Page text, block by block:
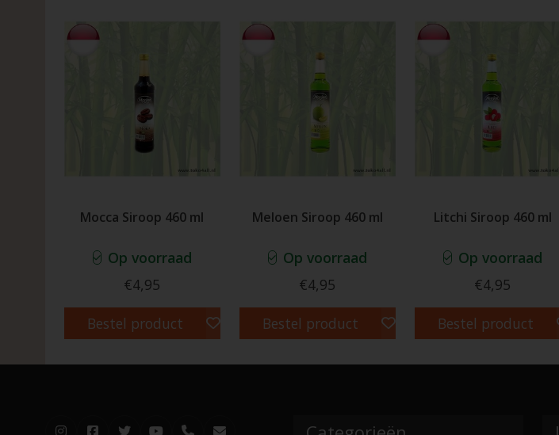
Mocca Siroop 460 ml
Op voorraad
€4,95
Bestel product
Meloen Siroop 460 ml
Op voorraad
€4,95
Bestel product
Litchi Siroop 460 ml
Op voorraad
€4,95
Bestel product